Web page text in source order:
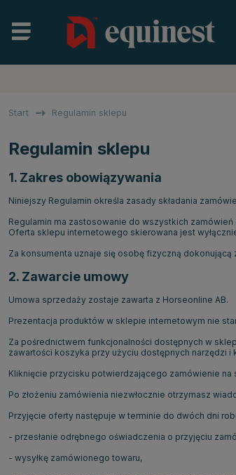
Start Regulamin sklepu
Regulamin sklepu
1. Zakres obowiązywania
Niniejszy Regulamin określa zasady składania
Regulamin ma zastosowanie do wszystkich
Oferta sklepu internetowego skierowana jest
Za konsumenta uznaje się osobę fizyczną
2. Zawarcie umowy
Umowa sprzedaży zostaje zawarta z Horseonline AB.
Prezentacja produktów w sklepie internetowym nie
Za pośrednictwem funkcjonalności dostępnych w
zawartości koszyka przy użyciu dostępnych narzędzi
Kliknięcie przycisku potwierdzającego zamówienie
Po złożeniu zamówienia niezwłocznie otrzymasz
Przyjęcie oferty następuje w terminie do dwóch dni
- przesłanie odrębnego oświadczenia o przyjęciu
- wysyłkę zamówionego towaru,